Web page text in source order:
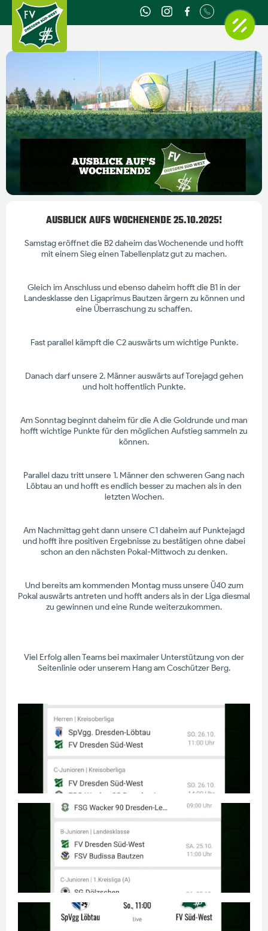
AUSBLICK AUFS WOCHENENDE 25.10.2025!
Samstag eröffnet die B2 daheim das Wochenende und hofft
mit einem Sieg einen Tabellenplatz gut zu machen.
Gleich im Anschluss und ebenso daheim hofft die B1 in der
Landesklasse den Ligaprimus Bautzen ärgern zu können und
eine Überraschung zu schaffen.
Fast parallel kämpft die C2 auswärts um wichtige Punkte.
Danach darf unsere 2. Männer auswärts auf Torejagd gehen
und holt hoffentlich Punkte.
Am Sonntag beginnt daheim für die A die Goldrunde und man
hofft wichtige Punkte für den möglichen Aufstieg sammeln zu
können.
Parallel dazu tritt unsere 1. Männer den schweren Gang nach
Löbtau an und hofft es endlich besser zu machen als in den
letzten Wochen.
Am Nachmittag geht dann unsere C1 daheim auf Punktejagd
und hofft ihre positiven Ergebnisse zu bestätigen ohne dabei
schon an den nächsten Pokal-Mittwoch zu denken.
Und bereits am kommenden Montag muss unsere Ü40 zum
Pokal auswärts antreten und hofft anders als in der Liga diesmal
zu gewinnen und eine Runde weiterzukommen.
Viel Erfolg allen Teams bei maximaler Unterstützung von der
Seitenlinie oder unserem Hang am Coschützer Berg.